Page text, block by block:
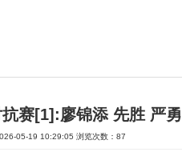
赛[1]:廖锦添 先胜 严勇
05-19 10:29:05 浏览次数：87